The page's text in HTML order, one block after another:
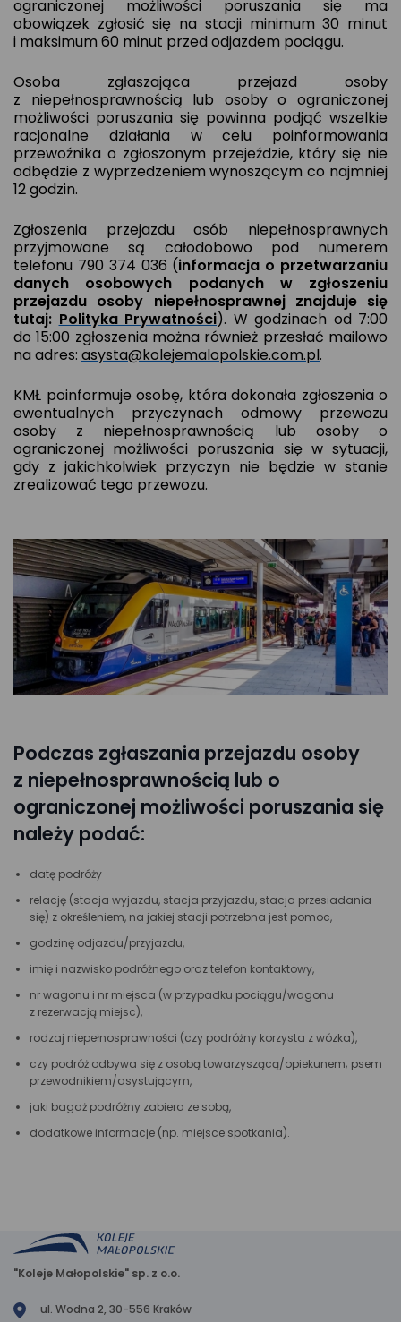
ograniczonej możliwości poruszania się ma
obowiązek zgłosić się na stacji minimum 30 minut
i maksimum 60 minut przed odjazdem pociągu.
Osoba zgłaszająca przejazd osoby
z niepełnosprawnością lub osoby o ograniczonej
możliwości poruszania się powinna podjąć wszelkie
racjonalne działania w celu poinformowania
przewoźnika o zgłoszonym przejeździe, który się nie
odbędzie z wyprzedzeniem wynoszącym co najmniej
12 godzin.
Zgłoszenia przejazdu osób niepełnosprawnych
przyjmowane są całodobowo pod numerem
telefonu 790 374 036 (informacja o przetwarzaniu
danych osobowych podanych w zgłoszeniu
przejazdu osoby niepełnosprawnej znajduje się
tutaj: Polityka Prywatności). W godzinach od 7:00
do 15:00 zgłoszenia można również przesłać mailowo
na adres: asysta@kolejemalopolskie.com.pl.
KMŁ poinformuje osobę, która dokonała zgłoszenia o
ewentualnych przyczynach odmowy przewozu
osoby z niepełnosprawnością lub osoby o
ograniczonej możliwości poruszania się w sytuacji,
gdy z jakichkolwiek przyczyn nie będzie w stanie
zrealizować tego przewozu.
Podczas zgłaszania przejazdu osoby
z niepełnosprawnością lub o
ograniczonej możliwości poruszania się
należy podać:
datę podróży
relację (stacja wyjazdu, stacja przyjazdu, stacja przesiadania
się) z określeniem, na jakiej stacji potrzebna jest pomoc,
godzinę odjazdu/przyjazdu,
imię i nazwisko podróżnego oraz telefon kontaktowy,
nr wagonu i nr miejsca (w przypadku pociągu/wagonu
z rezerwacją miejsc),
rodzaj niepełnosprawności (czy podróżny korzysta z wózka),
czy podróż odbywa się z osobą towarzyszącą/opiekunem; psem
przewodnikiem/asystującym,
jaki bagaż podróżny zabiera ze sobą,
dodatkowe informacje (np. miejsce spotkania).
"Koleje Małopolskie" sp. z o.o.
ul. Wodna 2, 30-556 Kraków